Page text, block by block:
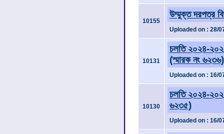
10155
উম্মুক্ত দরপত্র
Uploaded on : 28/
10131
চলতি ২০২৪-
(স্মারক নং ৬২৩৬)
Uploaded on : 16/
10130
চলতি ২০২৪-
৬২৩৫)
Uploaded on : 16/